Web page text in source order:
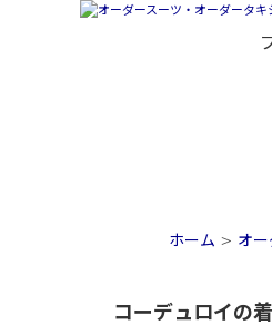
ホーム > オ
コーデュロイの